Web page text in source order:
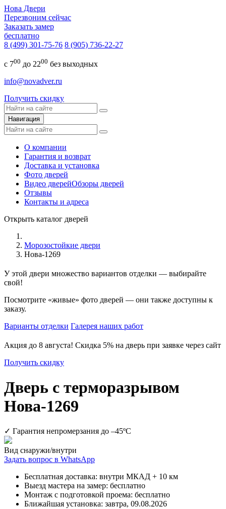
Нова Двери
Перезвоним сейчас
Заказать замер
бесплатно
8 (499) 301-75-76 8 (905) 736-22-27
с 700 до 2200 без выходных
info@novadver.ru
Получить скидку
Навигация
О компании
Гарантия и возврат
Доставка и установка
Фото дверей
Видео дверейОбзоры дверей
Отзывы
Контакты и адреса
Открыть каталог дверей
Морозостойкие двери
Нова-1269
У этой двери множество вариантов отделки — выбирайте
свой!
Посмотрите «живые» фото дверей — они также доступны к
заказу.
Варианты отделки Галерея наших работ
Акция до 8 августа! Скидка 5% на дверь при заявке через сайт
Получить скидку
Дверь с терморазрывом
Нова-1269
✓ Гарантия непромерзания до –45ºC
Вид снаружи/внутри
Задать вопрос в WhatsApp
Бесплатная доставка: внутри МКАД + 10 км
Выезд мастера на замер: бесплатно
Монтаж с подготовкой проема: бесплатно
Ближайшая установка: завтра, 09.08.2026